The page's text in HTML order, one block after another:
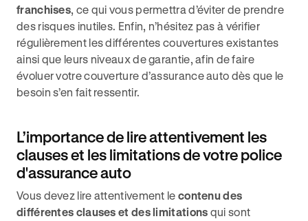
franchises, ce qui vous permettra d’éviter de prendre
des risques inutiles. Enfin, n’hésitez pas à vérifier
régulièrement les différentes couvertures existantes
ainsi que leurs niveaux de garantie, afin de faire
évoluer votre couverture d’assurance auto dès que le
besoin s’en fait ressentir.
L’importance de lire attentivement les
clauses et les limitations de votre police
d'assurance auto
Vous devez lire attentivement le contenu des
différentes clauses et des limitations qui sont